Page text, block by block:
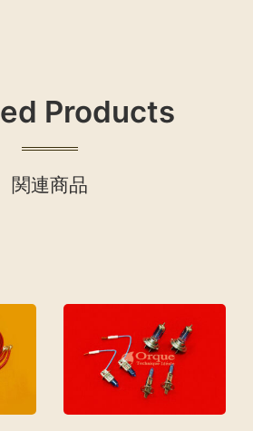
Products
関連商品